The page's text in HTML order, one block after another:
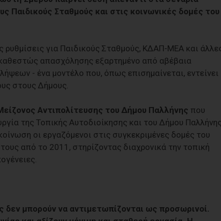
Παιδικούς Σταθμούς και στις κοινωνικές δομές του
ρυθμίσεις για Παιδικούς Σταθμούς, ΚΔΑΠ-ΜΕΑ και
απασχόλησης εξαρτημένο από αβέβαια
- ένα μοντέλο που, όπως επισημαίνεται, εντείνει
στους Δήμους.
Αντιπολίτευσης του Δήμου Παλλήνης που
της Τοπικής Αυτοδιοίκησης και του Δήμου Παλλήνης.
οι εργαζόμενοι στις συγκεκριμένες δομές του
από το 2011, στηρίζοντας διαχρονικά την τοπική
δεν μπορούν να αντιμετωπίζονται ως προσωρινοί.